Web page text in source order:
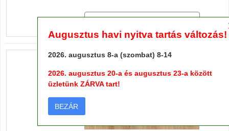
Augusztus havi nyitva tartás változás!
2026. augusztus 8-a (szombat) 8-14
2026. augusztus 20-a és augusztus 23-a között
üzletünk ZÁRVA tart!
BEZÁR